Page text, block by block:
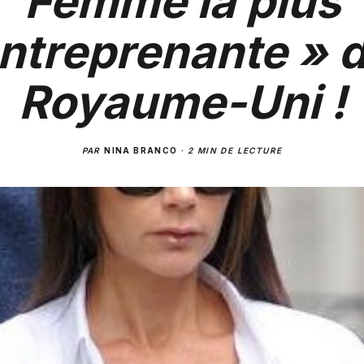
»
Royaume-Uni !
PARNINA BRANCO · 2 MIN DE LECTURE